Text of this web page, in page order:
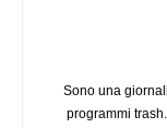
Sono una
programmi